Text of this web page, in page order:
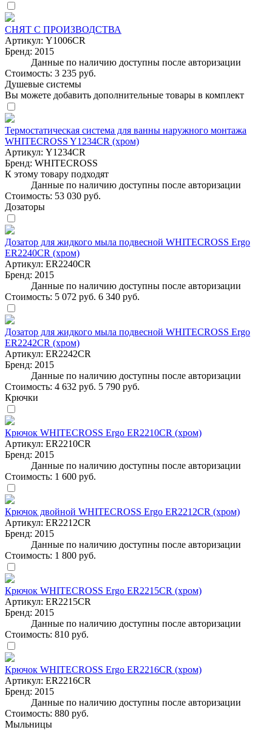
СНЯТ С ПРОИЗВОДСТВА
Артикул: Y1006CR
Бренд: 2015
Данные по наличию доступны после авторизации
Стоимость: 3 235 руб.
Душевые системы
Вы можете добавить дополнительные товары в комплект
Термостатическая система для ванны наружного монтажа
WHITECROSS Y1234CR (хром)
Артикул: Y1234CR
Бренд: WHITECROSS
К этому товару подходят
Данные по наличию доступны после авторизации
Стоимость: 53 030 руб.
Дозаторы
Дозатор для жидкого мыла подвесной WHITECROSS Ergo
ER2240CR (хром)
Артикул: ER2240CR
Бренд: 2015
Данные по наличию доступны после авторизации
Стоимость: 5 072 руб. 6 340 руб.
Дозатор для жидкого мыла подвесной WHITECROSS Ergo
ER2242CR (хром)
Артикул: ER2242CR
Бренд: 2015
Данные по наличию доступны после авторизации
Стоимость: 4 632 руб. 5 790 руб.
Крючки
Крючок WHITECROSS Ergo ER2210CR (хром)
Артикул: ER2210CR
Бренд: 2015
Данные по наличию доступны после авторизации
Стоимость: 1 600 руб.
Крючок двойной WHITECROSS Ergo ER2212CR (хром)
Артикул: ER2212CR
Бренд: 2015
Данные по наличию доступны после авторизации
Стоимость: 1 800 руб.
Крючок WHITECROSS Ergo ER2215CR (хром)
Артикул: ER2215CR
Бренд: 2015
Данные по наличию доступны после авторизации
Стоимость: 810 руб.
Крючок WHITECROSS Ergo ER2216CR (хром)
Артикул: ER2216CR
Бренд: 2015
Данные по наличию доступны после авторизации
Стоимость: 880 руб.
Мыльницы